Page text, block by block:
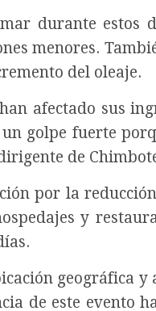
durante estos
menores.
del oleaje.
afectado sus
golpe fuerte
de
por la
y
geográfica y
de este evento